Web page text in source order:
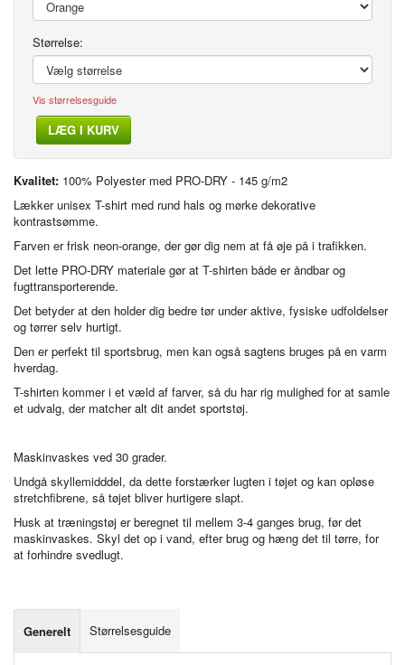
Vis størrelsesguide
Størrelse:
LÆG I KURV
Kvalitet: 100% Polyester med PRO-DRY - 145 g/m2
Lækker unisex T-shirt med rund hals og mørke dekorative
kontrastsømme.
Farven er frisk neon-orange, der gør dig nem at få øje på i trafikken.
Det lette PRO-DRY materiale gør at T-shirten både er åndbar og
fugttransporterende.
Det betyder at den holder dig bedre tør under aktive, fysiske udfoldelser
og tørrer selv hurtigt.
Den er perfekt til sportsbrug, men kan også sagtens bruges på en varm
hverdag.
T-shirten kommer i et væld af farver, så du har rig mulighed for at samle
et udvalg, der matcher alt dit andet sportstøj.
Maskinvaskes ved 30 grader.
Undgå skyllemidddel, da dette forstærker lugten i tøjet og kan opløse
stretchfibrene, så tøjet bliver hurtigere slapt.
Husk at træningstøj er beregnet til mellem 3-4 ganges brug, før det
maskinvaskes. Skyl det op i vand, efter brug og hæng det til tørre, for
at forhindre svedlugt.
Generelt Størrelsesguide